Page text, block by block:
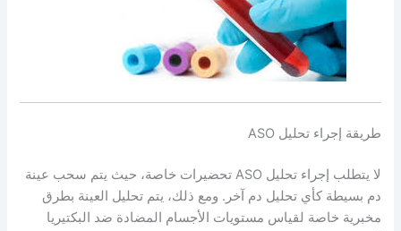
طريقة إجراء تحليل ASO
لا يتطلب إجراء تحليل ASO تحضيرات خاصة، حيث يتم سحب عينة
دم بسيطة كأي تحليل دم آخر. ومع ذلك، يتم تحليل العينة بطرق
مخبرية خاصة لقياس مستويات الأجسام المضادة ضد البكتيريا